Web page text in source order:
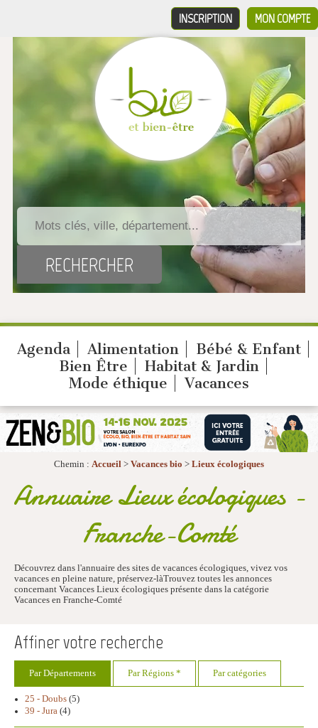
MON COMPTE
INSCRIPTION
Agenda Alimentation
Bébé & Enfant
Bien Être
Habitat & Jardin
Mode éthique
Vacances
Chemin : Accueil > Vacances bio > Lieux écologiques
Annuaire Lieux écologiques -
Franche-Comté
Découvrez dans l'annuaire des sites de vacances écologiques, vivez vos
vacances en pleine nature, préservez-làTrouvez toutes les annonces
concernant Vacances Lieux écologiques présente dans la catégorie
Vacances en Franche-Comté
Affiner votre recherche
Par Départements Par Régions * Par catégories
25 - Doubs (5)
39 - Jura (4)